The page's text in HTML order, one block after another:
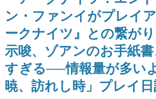
名作ゲームクリエイター
聞きし、ヒットする企画
きます。
赫本
この物語を解いてはいけな
の形をした短編ホラー小説
新世代に訊く
ナイトライブにてディレクター
の浜口直樹氏が登壇する予定
ン・ファンイがプレイ
ークナイツ』との繋が
示唆、ゾアンのお手紙
すぎる──情報量が多い
暁、訪れし時」プレイ日